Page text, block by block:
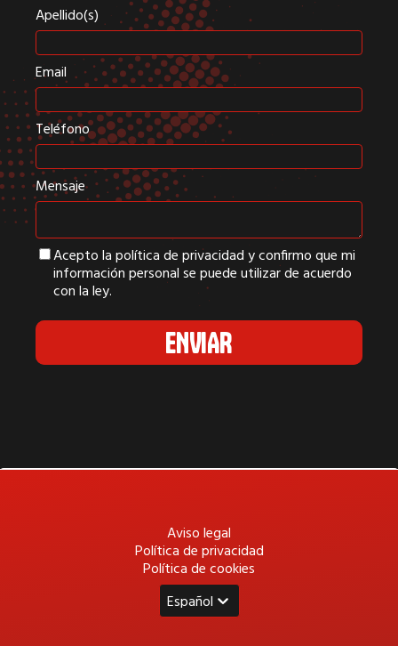
Apellido(s)
Email
Teléfono
Mensaje
Acepto la política de privacidad y confirmo que mi
información personal se puede utilizar de acuerdo
con la ley.
ENVIAR
Aviso legal
Política de privacidad
Política de cookies
Español